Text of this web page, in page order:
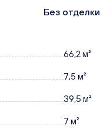
Без отделки
66,2 м²
7,5 м²
39,5 м²
7 м²